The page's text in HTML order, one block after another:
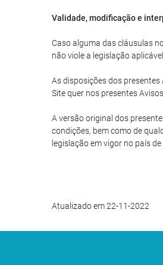
Validade, modificação e
Caso alguma das cláusulas
não viole a legislação aplicável.
As disposições dos
Site quer nos presentes
A versão original dos
condições, bem como de
legislação em vigor no país
Atualizado em 22-11-2022